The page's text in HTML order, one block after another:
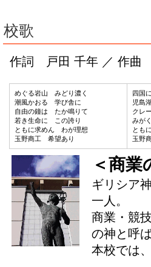
校歌
作詞 戸田 千年 ／ 作曲
めぐる岩山 みどり濃く
潮風かおる 学び舎に
自由の鐘は たか鳴りて
若き生命に この誇り
ともに求めん わが理想
玉野商工 希望あり
四国
児島
クレ
みが
とも
玉野
＜商業
ギリシア
一人。
商業・競
の神と呼
本校では